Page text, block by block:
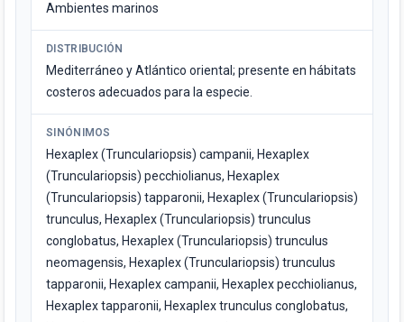
Ambientes marinos
DISTRIBUCIÓN
Mediterráneo y Atlántico oriental; presente en hábitats
costeros adecuados para la especie.
SINÓNIMOS
Hexaplex (Trunculariopsis) campanii, Hexaplex
(Trunculariopsis) pecchiolianus, Hexaplex
(Trunculariopsis) tapparonii, Hexaplex (Trunculariopsis)
trunculus, Hexaplex (Trunculariopsis) trunculus
conglobatus, Hexaplex (Trunculariopsis) trunculus
neomagensis, Hexaplex (Trunculariopsis) trunculus
tapparonii, Hexaplex campanii, Hexaplex pecchiolianus,
Hexaplex tapparonii, Hexaplex trunculus conglobatus,